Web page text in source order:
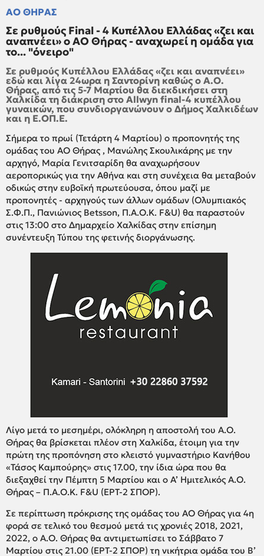
ΑΟ ΘΗΡΑΣ
Σε ρυθμούς Final - 4 Κυπέλλου Ελλάδας «ζει και
αναπνέει» ο ΑΟ Θήρας - αναχωρεί η ομάδα για
το... "όνειρο"
Σε ρυθμούς Κυπέλλου Ελλάδας «ζει και αναπνέει»
εδώ και λίγα 24ωρα η Σαντορίνη καθώς ο Α.Ο.
Θήρας, από τις 5-7 Μαρτίου θα διεκδικήσει στη
Χαλκίδα τη διάκριση στο Allwyn final-4 κυπέλλου
γυναικών, που συνδιοργανώνουν ο Δήμος Χαλκιδέων
και η Ε.ΟΠ.Ε.
Σήμερα το πρωί (Τετάρτη 4 Μαρτίου) ο προπονητής της
ομάδας του ΑΟ Θήρας , Μανώλης Σκουλικάρης με την
αρχηγό, Μαρία Γενιτσαρίδη θα αναχωρήσουν
αεροπορικώς για την Αθήνα και στη συνέχεια θα μεταβούν
οδικώς στην ευβοϊκή πρωτεύουσα, όπου μαζί με
προπονητές - αρχηγούς των άλλων ομάδων (Ολυμπιακός
Σ.Φ.Π., Πανιώνιος Betsson, Π.Α.Ο.Κ. F&U) θα παραστούν
στις 13:00 στο Δημαρχείο Χαλκίδας στην επίσημη
συνέντευξη Τύπου της φετινής διοργάνωσης.
Λίγο μετά το μεσημέρι, ολόκληρη η αποστολή του Α.Ο.
Θήρας θα βρίσκεται πλέον στη Χαλκίδα, έτοιμη για την
πρώτη της προπόνηση στο κλειστό γυμναστήριο Κανήθου
«Τάσος Καμπούρης» στις 17.00, την ίδια ώρα που θα
διεξαχθεί την Πέμπτη 5 Μαρτίου και ο Α’ Ημιτελικός Α.Ο.
Θήρας – Π.Α.Ο.Κ. F&U (ΕΡΤ-2 ΣΠΟΡ).
Σε περίπτωση πρόκρισης της ομάδας του ΑΟ Θήρας για 4η
φορά σε τελικό του θεσμού μετά τις χρονιές 2018, 2021,
2022, ο Α.Ο. Θήρας θα αντιμετωπίσει το Σάββατο 7
Μαρτίου στις 21.00 (ΕΡΤ-2 ΣΠΟΡ) τη νικήτρια ομάδα του Β’